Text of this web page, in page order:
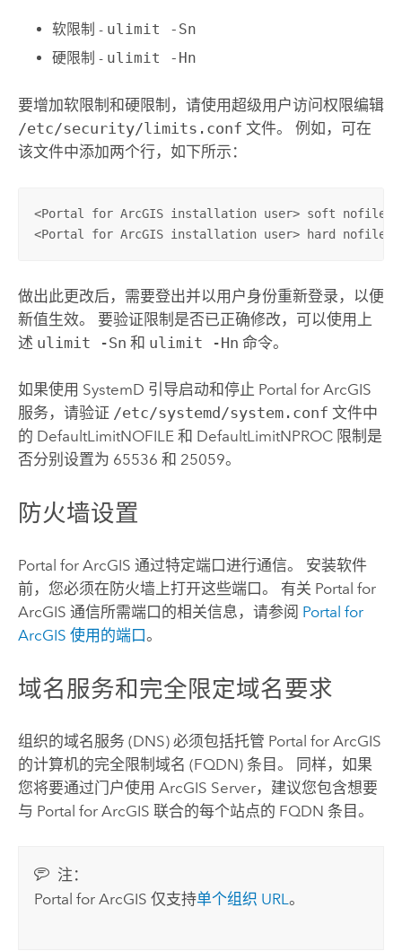
软限制 - ulimit -Sn
硬限制 - ulimit -Hn
要增加软限制和硬限制，请使用超级用户访问权限编辑
/etc/security/limits.conf 文件。 例如，可在
该文件中添加两个行，如下所示：
<Portal for ArcGIS installation user> soft nofile
<Portal for ArcGIS installation user> hard nofile
做出此更改后，需要登出并以用户身份重新登录，以便
新值生效。 要验证限制是否已正确修改，可以使用上
述 ulimit -Sn 和 ulimit -Hn 命令。
如果使用 SystemD 引导启动和停止 Portal for ArcGIS
服务，请验证 /etc/systemd/system.conf 文件中
的 DefaultLimitNOFILE 和 DefaultLimitNPROC 限制是
否分别设置为 65536 和 25059。
防火墙设置
Portal for ArcGIS 通过特定端口进行通信。 安装软件
前，您必须在防火墙上打开这些端口。 有关 Portal for
ArcGIS 通信所需端口的相关信息，请参阅 Portal for
ArcGIS 使用的端口。
域名服务和完全限定域名要求
组织的域名服务 (DNS) 必须包括托管 Portal for ArcGIS
的计算机的完全限制域名 (FQDN) 条目。 同样，如果
您将要通过门户使用 ArcGIS Server，建议您包含想要
与 Portal for ArcGIS 联合的每个站点的 FQDN 条目。
注：
Portal for ArcGIS 仅支持单个组织 URL。